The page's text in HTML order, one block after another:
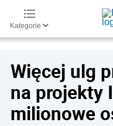
Kategorie
Więcej ulg
na projekty
milionowe